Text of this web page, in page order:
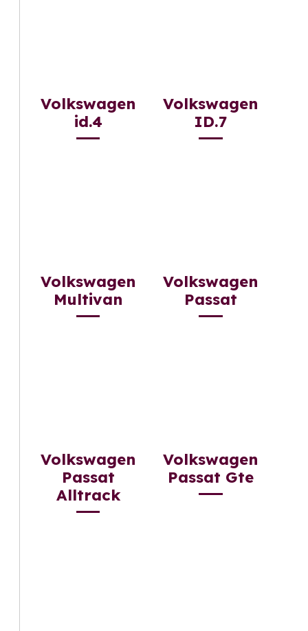
Volkswagen
id.4
Volkswagen
ID.7
Volkswagen
Multivan
Volkswagen
Passat
Volkswagen
Passat
Alltrack
Volkswagen
Passat Gte